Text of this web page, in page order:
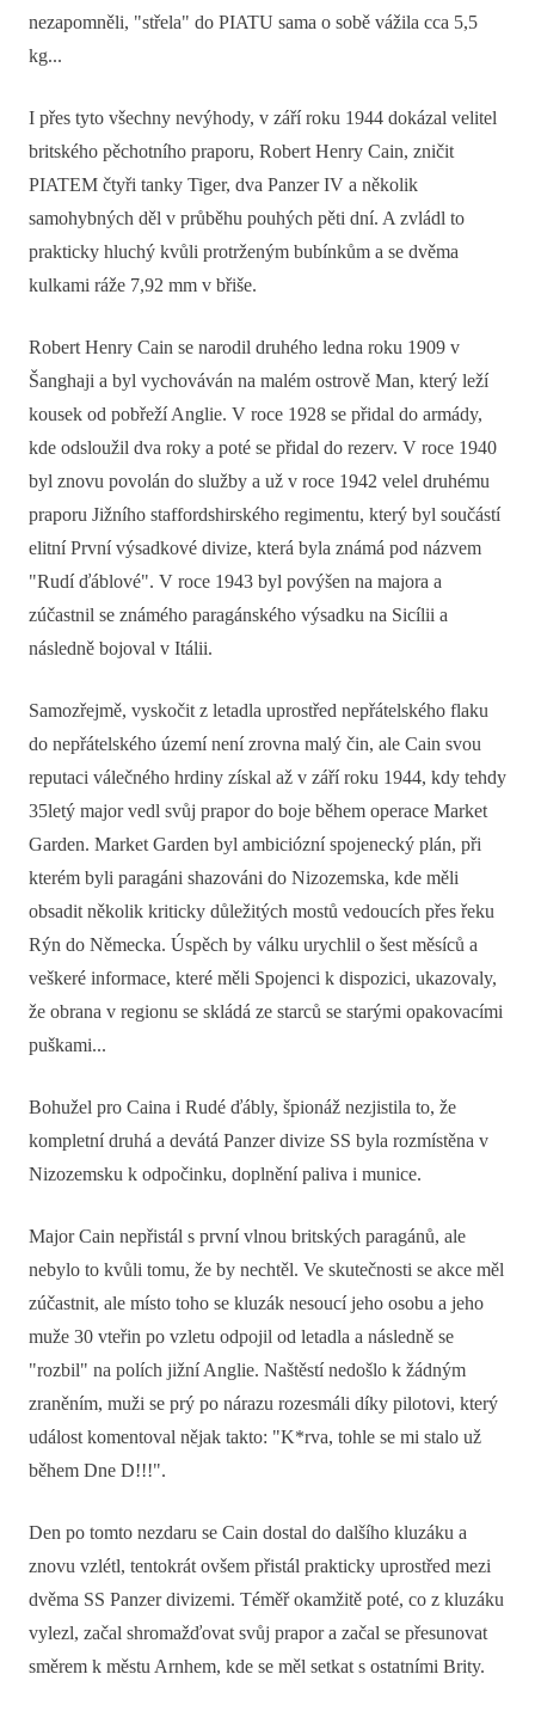
nezapomněli, "střela" do PIATU sama o sobě vážila cca 5,5
kg...
I přes tyto všechny nevýhody, v září roku 1944 dokázal velitel
britského pěchotního praporu, Robert Henry Cain, zničit
PIATEM čtyři tanky Tiger, dva Panzer IV a několik
samohybných děl v průběhu pouhých pěti dní. A zvládl to
prakticky hluchý kvůli protrženým bubínkům a se dvěma
kulkami ráže 7,92 mm v břiše.
Robert Henry Cain se narodil druhého ledna roku 1909 v
Šanghaji a byl vychováván na malém ostrově Man, který leží
kousek od pobřeží Anglie. V roce 1928 se přidal do armády,
kde odsloužil dva roky a poté se přidal do rezerv. V roce 1940
byl znovu povolán do služby a už v roce 1942 velel druhému
praporu Jižního staffordshirského regimentu, který byl součástí
elitní První výsadkové divize, která byla známá pod názvem
"Rudí ďáblové". V roce 1943 byl povýšen na majora a
zúčastnil se známého paragánského výsadku na Sicílii a
následně bojoval v Itálii.
Samozřejmě, vyskočit z letadla uprostřed nepřátelského flaku
do nepřátelského území není zrovna malý čin, ale Cain svou
reputaci válečného hrdiny získal až v září roku 1944, kdy tehdy
35letý major vedl svůj prapor do boje během operace Market
Garden. Market Garden byl ambiciózní spojenecký plán, při
kterém byli paragáni shazováni do Nizozemska, kde měli
obsadit několik kriticky důležitých mostů vedoucích přes řeku
Rýn do Německa. Úspěch by válku urychlil o šest měsíců a
veškeré informace, které měli Spojenci k dispozici, ukazovaly,
že obrana v regionu se skládá ze starců se starými opakovacími
puškami...
Bohužel pro Caina i Rudé ďábly, špionáž nezjistila to, že
kompletní druhá a devátá Panzer divize SS byla rozmístěna v
Nizozemsku k odpočinku, doplnění paliva i munice.
Major Cain nepřistál s první vlnou britských paragánů, ale
nebylo to kvůli tomu, že by nechtěl. Ve skutečnosti se akce měl
zúčastnit, ale místo toho se kluzák nesoucí jeho osobu a jeho
muže 30 vteřin po vzletu odpojil od letadla a následně se
"rozbil" na polích jižní Anglie. Naštěstí nedošlo k žádným
zraněním, muži se prý po nárazu rozesmáli díky pilotovi, který
událost komentoval nějak takto: "K*rva, tohle se mi stalo už
během Dne D!!!".
Den po tomto nezdaru se Cain dostal do dalšího kluzáku a
znovu vzlétl, tentokrát ovšem přistál prakticky uprostřed mezi
dvěma SS Panzer divizemi. Téměř okamžitě poté, co z kluzáku
vylezl, začal shromažďovat svůj prapor a začal se přesunovat
směrem k městu Arnhem, kde se měl setkat s ostatními Brity.